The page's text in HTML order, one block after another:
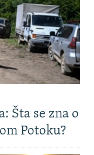
Šta se zna o
Potoku?